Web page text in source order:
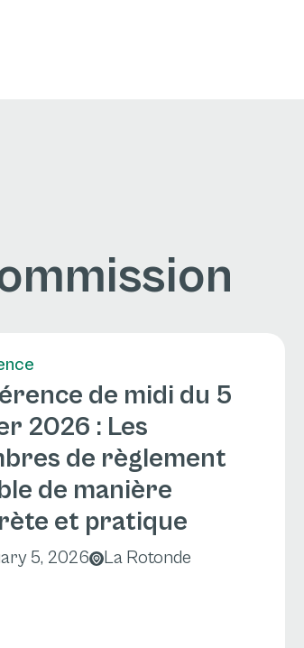
de midi du 5
2026 : Les
de règlement
de manière
et pratique
5, 2026 La Rotonde